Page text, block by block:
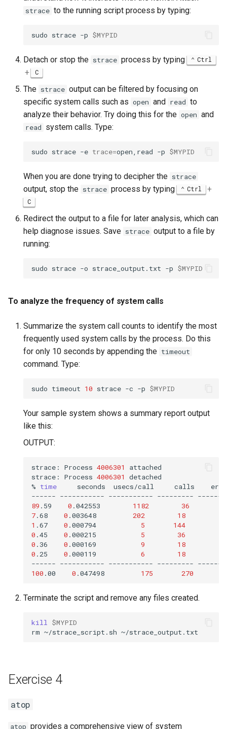
strace to the running script process by typing:
sudo strace -p $MYPID
Detach or stop the strace process by typing Ctrl
+ C
The strace output can be filtered by focusing on
specific system calls such as open and read to
analyze their behavior. Try doing this for the open and
read system calls. Type:
sudo strace -e trace=open,read -p $MYPID
When you are done trying to decipher the strace
output, stop the strace process by typing Ctrl +
C
Redirect the output to a file for later analysis, which can
help diagnose issues. Save strace output to a file by
running:
sudo strace -o strace_output.txt -p $MYPID
To analyze the frequency of system calls
Summarize the system call counts to identify the most
frequently used system calls by the process. Do this
for only 10 seconds by appending the timeout
command. Type:
sudo timeout 10 strace -c -p $MYPID
Your sample system shows a summary report output
like this:
OUTPUT:
strace: Process 4006301
attached
strace:
Process 4006301
detached
% time seconds usecs/call calls
------ ----------- ----------- ---------
89 .59 0 .042553 1182 36
7.68 0 .003648 202
18
1 .67 0 .000794 5
144
0 .45 0 .000215 5
36
0 .36 0 .000169 9
18
0 .25 0 .000119 6
18
------ ----------- ----------- ---------
100 .00 0 .047498 175 270
Terminate the script and remove any files created.
kill
$MYPID
rm ~/strace_script.sh
Exercise 4
atop
atop provides a comprehensive view of system